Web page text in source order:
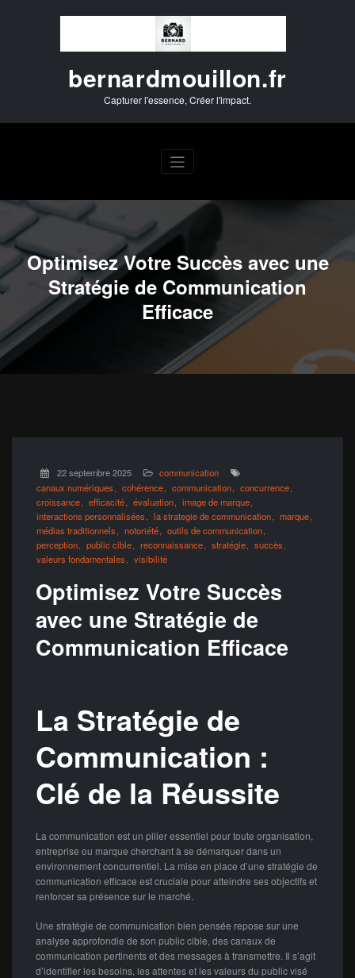
bernardmouillon.fr
Capturer l'essence, Créer l'impact.
Optimisez Votre Succès avec une
Stratégie de Communication
Efficace
22 septembre 2025
communication
canaux numériques
cohérence communication
concurrence
croissance
efficacité évaluation
image de marque
interactions personnalisées
la strategie de communication
marque
médias traditionnels
notoriété
outils de communication
perception
public cible reconnaissance stratégie
succès
valeurs fondamentales
visibilité
Optimisez Votre Succès
avec une Stratégie de
Communication Efficace
La Stratégie de
Communication :
Clé de la Réussite
La communication est un pilier essentiel pour toute organisation,
entreprise ou marque cherchant à se démarquer dans un
environnement concurrentiel. La mise en place d’une stratégie de
communication efficace est cruciale pour atteindre ses objectifs et
renforcer sa présence sur le marché.
Une stratégie de communication bien pensée repose sur une
analyse approfondie de son public cible, des canaux de
communication pertinents et des messages à transmettre. Il s’agit
d’identifier les besoins, les attentes et les valeurs du public visé